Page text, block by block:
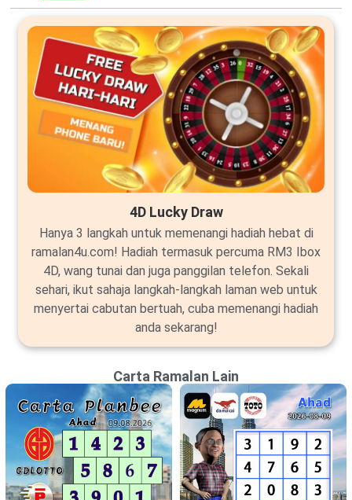
4D Lucky Draw
Hanya 3 langkah untuk memenangi hadiah hebat di
ramalan4u.com! Hadiah termasuk percuma RM3 Ibox
4D, wang tunai dan juga panggilan telefon. Sekali
sehari, ikut sahaja langkah-langkah laman web untuk
menyertai cabutan bertuah, cuba memenangi hadiah
anda sekarang!
Carta Ramalan Lain